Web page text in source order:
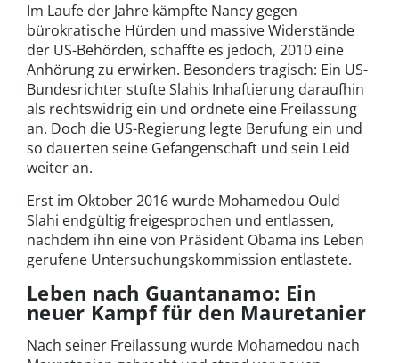
Im Laufe der Jahre kämpfte Nancy gegen
bürokratische Hürden und massive Widerstände
der US-Behörden, schaffte es jedoch, 2010 eine
Anhörung zu erwirken. Besonders tragisch: Ein US-
Bundesrichter stufte Slahis Inhaftierung daraufhin
als rechtswidrig ein und ordnete eine Freilassung
an. Doch die US-Regierung legte Berufung ein und
so dauerten seine Gefangenschaft und sein Leid
weiter an.
Erst im Oktober 2016 wurde Mohamedou Ould
Slahi endgültig freigesprochen und entlassen,
nachdem ihn eine von Präsident Obama ins Leben
gerufene Untersuchungskommission entlastete.
Leben nach Guantanamo: Ein
neuer Kampf für den Mauretanier
Nach seiner Freilassung wurde Mohamedou nach